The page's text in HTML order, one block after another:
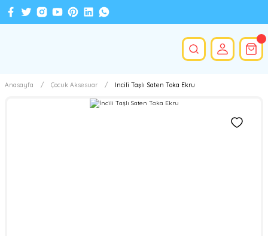
Anasayfa Çocuk Aksesuar İncili Taşlı Saten Toka Ekru